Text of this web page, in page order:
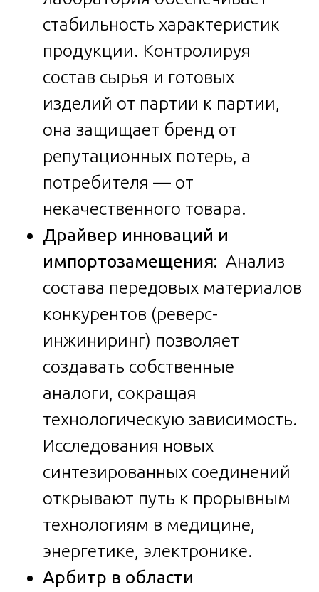
стабильность характеристик
продукции. Контролируя
состав сырья и готовых
изделий от партии к партии,
она защищает бренд от
репутационных потерь, а
потребителя — от
некачественного товара.
Драйвер инноваций и
импортозамещения: Анализ
состава передовых материалов
конкурентов (реверс-
инжиниринг) позволяет
создавать собственные
аналоги, сокращая
технологическую зависимость.
Исследования новых
синтезированных соединений
открывают путь к прорывным
технологиям в медицине,
энергетике, электронике.
Арбитр в области